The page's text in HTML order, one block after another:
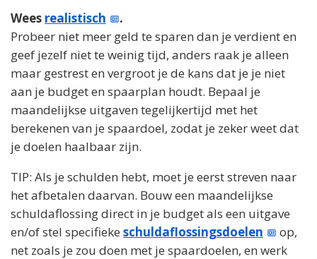
Wees realistisch
.
Probeer niet meer geld te sparen dan je verdient en
geef jezelf niet te weinig tijd, anders raak je alleen
maar gestrest en vergroot je de kans dat je je niet
aan je budget en spaarplan houdt. Bepaal je
maandelijkse uitgaven tegelijkertijd met het
berekenen van je spaardoel, zodat je zeker weet dat
je doelen haalbaar zijn.
TIP: Als je schulden hebt, moet je eerst streven naar
het afbetalen daarvan. Bouw een maandelijkse
schuldaflossing direct in je budget als een uitgave
en/of stel specifieke schuldaflossingsdoelen
op,
net zoals je zou doen met je spaardoelen, en werk